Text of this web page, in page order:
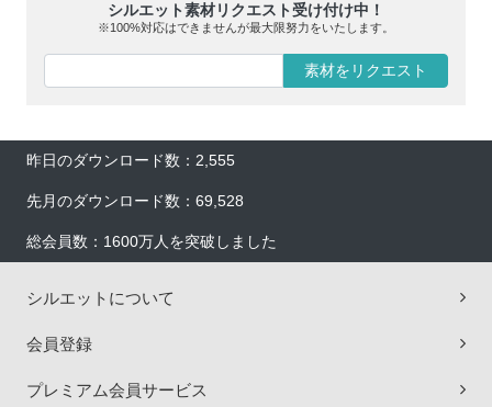
シルエット素材リクエスト受け付け中！
※100%対応はできませんが最大限努力をいたします。
素材をリクエスト
昨日のダウンロード数：2,555
先月のダウンロード数：69,528
総会員数：1600万人を突破しました
シルエットについて
会員登録
プレミアム会員サービス